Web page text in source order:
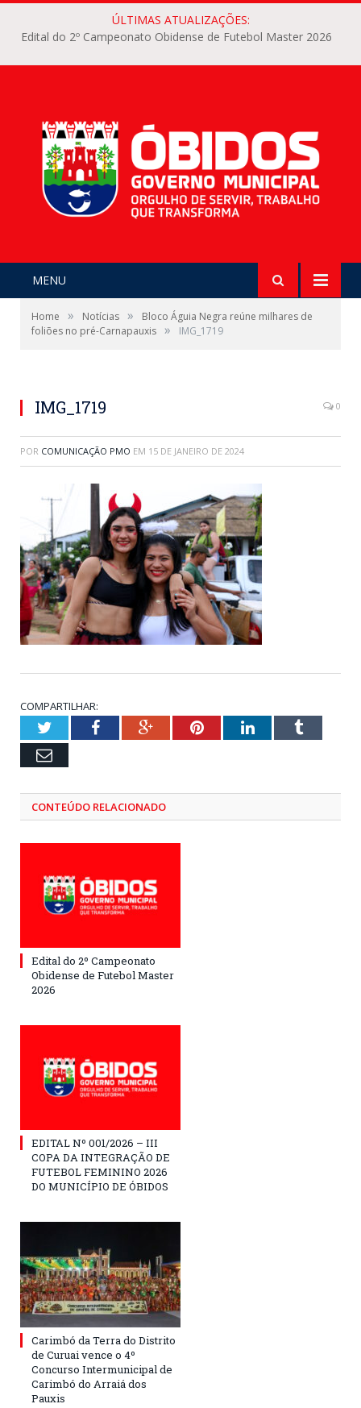
ÚLTIMAS ATUALIZAÇÕES:
Edital do 2º Campeonato Obidense de Futebol Master 2026
MENU
Home » Notícias »
Bloco Águia Negra reúne milhares de
foliões no pré-Carnapauxis » IMG_1719
IMG_1719 0
POR COMUNICAÇÃO PMO EM 15 DE JANEIRO DE 2024
COMPARTILHAR:
TwitterFacebookGoogle+PinterestLinkedInTumblr
Email
CONTEÚDO RELACIONADO
Edital do 2º Campeonato
Obidense de Futebol Master
2026
EDITAL Nº 001/2026 – III
COPA DA INTEGRAÇÃO DE
FUTEBOL FEMININO 2026
DO MUNICÍPIO DE ÓBIDOS
Carimbó da Terra do Distrito
de Curuai vence o 4º
Concurso Intermunicipal de
Carimbó do Arraiá dos
Pauxis